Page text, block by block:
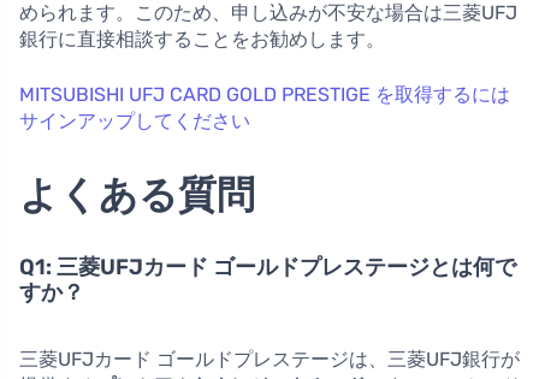
められます。このため、申し込みが不安な場合は三菱UFJ
銀行に直接相談することをお勧めします。
MITSUBISHI UFJ CARD GOLD PRESTIGE を取得するには
サインアップしてください
よくある質問
Q1: 三菱UFJカード ゴールドプレステージとは何で
すか？
三菱UFJカード ゴールドプレステージは、三菱UFJ銀行が